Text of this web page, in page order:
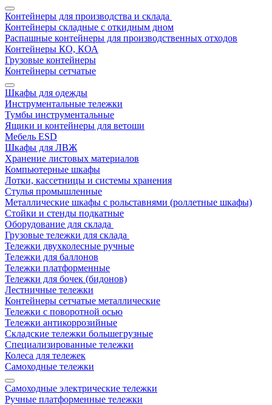
Контейнеры для производства и склада
Контейнеры складные с откидным дном
Распашные контейнеры для производственных отходов
Контейнеры КО, КОА
Грузовые контейнеры
Контейнеры сетчатые
Шкафы для одежды
Инструментальные тележки
Тумбы инструментальные
Ящики и контейнеры для ветоши
Мебель ESD
Шкафы для ЛВЖ
Хранение листовых материалов
Компьютерные шкафы
Лотки, кассетницы и системы хранения
Стулья промышленные
Металлические шкафы с рольставнями (роллетные шкафы)
Стойки и стенды подкатные
Оборудование для склада
Грузовые тележки для склада
Тележки двухколесные ручные
Тележки для баллонов
Тележки платформенные
Тележки для бочек (бидонов)
Лестничные тележки
Контейнеры сетчатые металлические
Тележки с поворотной осью
Тележки антикоррозийные
Складские тележки большегрузные
Специализированные тележки
Колеса для тележек
Самоходные тележки
Самоходные электрические тележки
Ручные платформенные тележки